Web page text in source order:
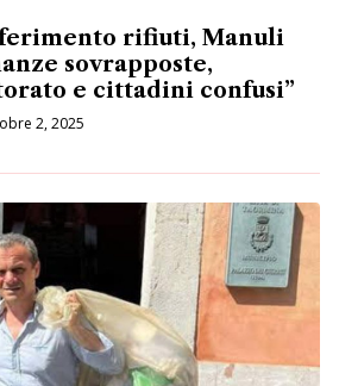
rifiuti, Manuli
sovrapposte,
e cittadini confusi”
2, 2025